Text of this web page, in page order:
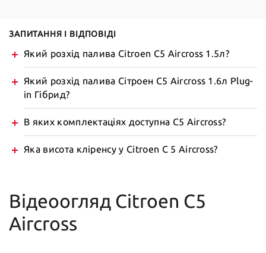
ЗАПИТАННЯ І ВІДПОВІДІ
Який розхід палива Citroen C5 Aircross 1.5л?
Який розхід палива Сітроен C5 Aircross 1.6л Plug-
in Гібрид?
В яких комплектаціях доступна C5 Aircross?
Яка висота кліренсу у Citroen C 5 Aircross?
Відеоогляд Citroen C5
Aircross